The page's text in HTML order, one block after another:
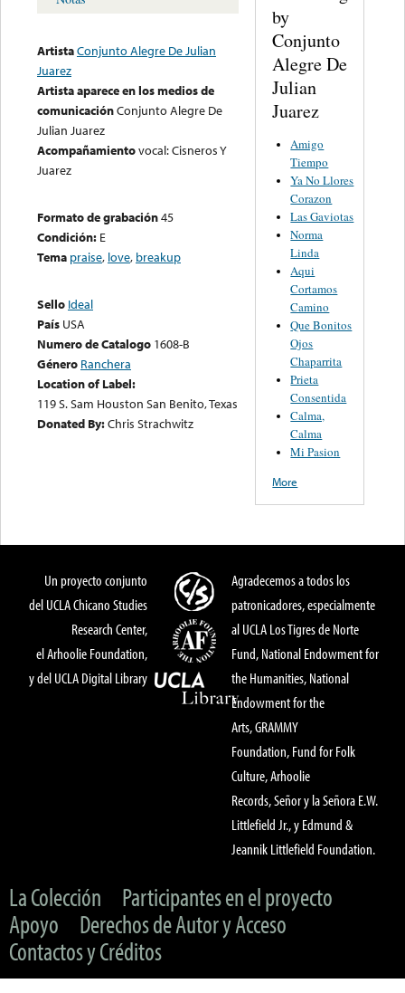
ArtistaConjunto Alegre De Julian
Juarez
Artista aparece en los medios de
comunicaciónConjunto Alegre De
Julian Juarez
Acompañamientovocal: Cisneros Y
Juarez
Formato de grabación45
Condición: E
Tema praise, love, breakup
Sello Ideal
País USA
Numero de Catalogo 1608-B
Género Ranchera
Location of Label:
119 S. Sam Houston San Benito, Texas
Donated By:Chris Strachwitz
by
Conjunto
Alegre De
Julian
Juarez
Amigo
Tiempo
Ya No Llores
Corazon
Las Gaviotas
Norma
Linda
Aqui
Cortamos
Camino
Que Bonitos
Ojos
Chaparrita
Prieta
Consentida
Calma,
Calma
Mi Pasion
More
Un proyecto conjunto
del UCLA Chicano Studies
Research Center,
el Arhoolie Foundation,
y del UCLA Digital Library
Agradecemos a todos los
patronicadores, especialmente
al UCLA Los Tigres de Norte
Fund, National Endowment for
the Humanities, National
Endowment for the
Arts, GRAMMY
Foundation, Fund for Folk
Culture, Arhoolie
Records, Señor y la Señora E.W.
Littlefield Jr., y Edmund &
Jeannik Littlefield Foundation.
La Colección
Participantes en el proyecto
Apoyo
Derechos de Autor y Acceso
Contactos y Créditos